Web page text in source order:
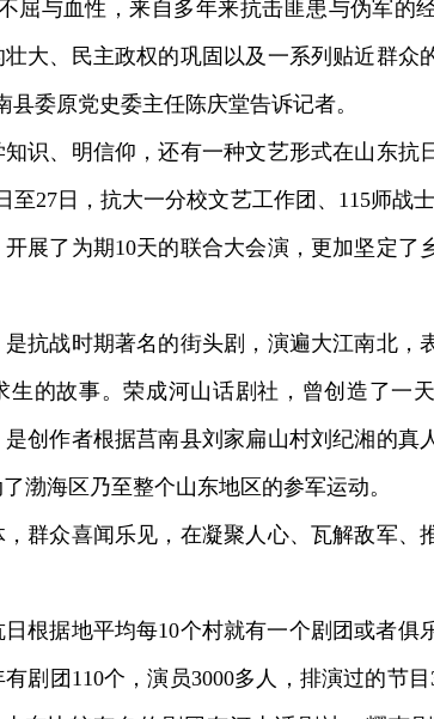
与血性，来自多年来抗击匪患与伪军的
大、民主政权的巩固以及一系列贴近群众
县委原党史委主任陈庆堂告诉记者。
、明信仰，还有一种文艺形式在山东抗
至27日，抗大一分校文艺工作团、115师战
展了为期10天的联合大会演，更加坚定了
战时期著名的街头剧，演遍大江南北，
生的故事。荣成河山话剧社，曾创造了一
创作者根据莒南县刘家扁山村刘纪湘的真
渤海区乃至整个山东地区的参军运动。
众喜闻乐见，在凝聚人心、瓦解敌军、
据地平均每10个村就有一个剧团或者俱
剧团110个，演员3000多人，排演过的节